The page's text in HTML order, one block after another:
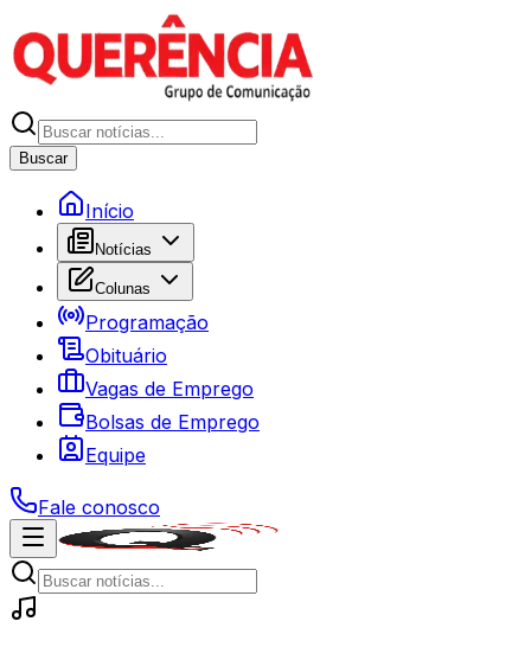
Buscar
Início
Notícias
Colunas
Programação
Obituário
Vagas de Emprego
Bolsas de Emprego
Equipe
Fale conosco